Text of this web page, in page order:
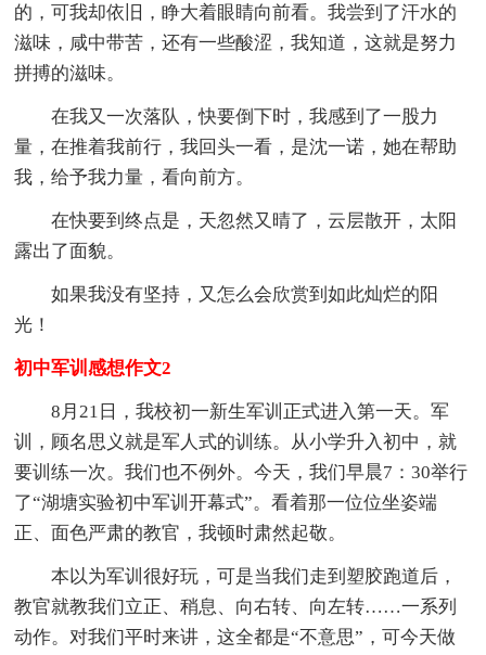
的，可我却依旧，睁大着眼睛向前看。我尝到了汗水的
滋味，咸中带苦，还有一些酸涩，我知道，这就是努力
拼搏的滋味。
在我又一次落队，快要倒下时，我感到了一股力
量，在推着我前行，我回头一看，是沈一诺，她在帮助
我，给予我力量，看向前方。
在快要到终点是，天忽然又晴了，云层散开，太阳
露出了面貌。
如果我没有坚持，又怎么会欣赏到如此灿烂的阳
光！
初中军训感想作文2
8月21日，我校初一新生军训正式进入第一天。军
训，顾名思义就是军人式的训练。从小学升入初中，就
要训练一次。我们也不例外。今天，我们早晨7：30举行
了“湖塘实验初中军训开幕式”。看着那一位位坐姿端
正、面色严肃的教官，我顿时肃然起敬。
本以为军训很好玩，可是当我们走到塑胶跑道后，
教官就教我们立正、稍息、向右转、向左转……一系列
动作。对我们平时来讲，这全都是“不意思”，可今天做